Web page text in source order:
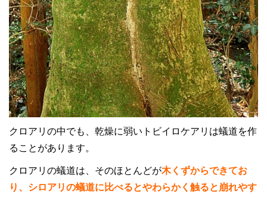
クロアリの中でも、乾燥に弱いトビイロケアリは蟻道を作
ることがあります。
クロアリの蟻道は、そのほとんどが木くずからできてお
り、 シロアリの蟻道に比べるとやわらかく触ると崩れやす